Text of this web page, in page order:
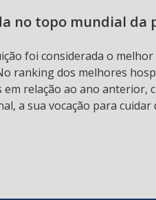
no topo mundial da
foi considerada o
ranking dos melhores
relação ao ano anterior,
a sua vocação para cuidar